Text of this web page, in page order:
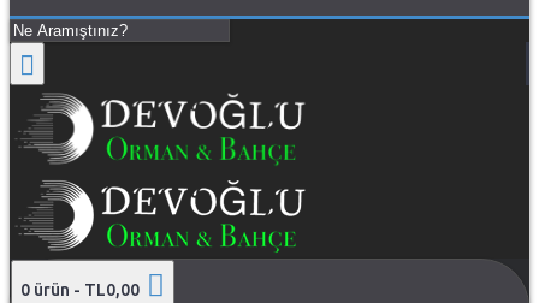
0 ürün - TL0,00